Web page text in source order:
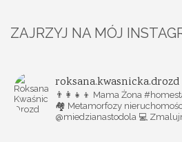
ZAJRZYJ NA MÓJ
roksana.kwasnicka.drozd
👨‍👩‍👧‍👦 Mama Żona
🏘️ Metamorfozy
@miedzianastodola 💻